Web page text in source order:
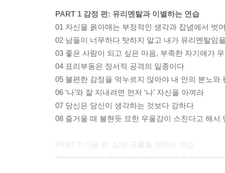
PART 1 감정 편: 유리멘탈과 이별하는 연습
01 자신을 옭아매는 부정적인 생각과 잡념에서 벗
02 남들이 너무하다 탓하지 말고 내가 유리멘탈임
03 좋은 사람이 되고 싶은 마음, 부족한 자기애가
04 표리부동은 정서적 공격의 일종이다
05 불편한 감정을 억누르지 않아야 내 안의 분노와
06 ‘나’와 잘 지내려면 먼저 ‘나’ 자신을 아껴라
07 당신은 당신이 생각하는 것보다 강하다
08 즐거울 때 불현듯 묘한 우울감이 스친다고 해서
09 당신이 돈을 들여 피트니스 센터에 등록하고도